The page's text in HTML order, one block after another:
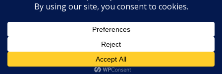
Aksharnaad.com
By Jignesh Adhyaru ·
· All Rights Reserved ·